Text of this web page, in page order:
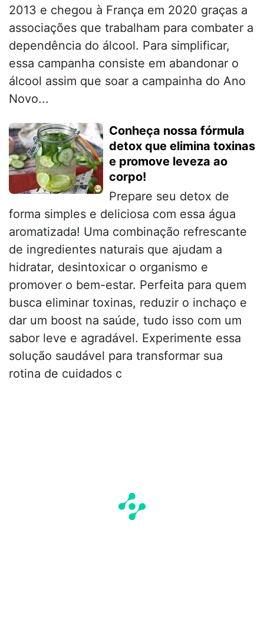
2013 e chegou à França em 2020 graças a
associações que trabalham para combater a
dependência do álcool. Para simplificar,
essa campanha consiste em abandonar o
álcool assim que soar a campainha do Ano
Novo...
Conheça nossa fórmula
detox que elimina toxinas
e promove leveza ao
corpo!
Prepare seu detox de
forma simples e deliciosa com essa água
aromatizada! Uma combinação refrescante
de ingredientes naturais que ajudam a
hidratar, desintoxicar o organismo e
promover o bem-estar. Perfeita para quem
busca eliminar toxinas, reduzir o inchaço e
dar um boost na saúde, tudo isso com um
sabor leve e agradável. Experimente essa
solução saudável para transformar sua
rotina de cuidados c